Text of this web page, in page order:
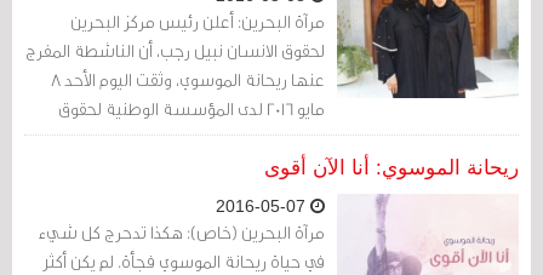
في قضية الانضمام إلى جماعة إرهابية وحيازة
متفجرات.
مرآة البحرين: أعلن رئيس مركز البحرين
لحقوق الانسان نبيل رجب، أن الناشطة المفرج
عنها ريحانة الموسوي، وثقت اليوم الأحد 8
مايو 2016 لدى المؤسسة الوطنية لحقوق
الانسان، ما تعرضت له من تعذيب وانتهاكات
فادحة خلال فترة التحقيق معها قبل ثلاث
سنوات، وهي الانتهاكات التي كشفتها خلال
لقاءها مع مرآة البحرين.
ريحانة الموسوي: أنا الآن أقوى
مرآة البحرين (خاص): هكذا تدحرج كل شيء
في حياة ريحانة الموسوي فجأة. لم يكن أكثر